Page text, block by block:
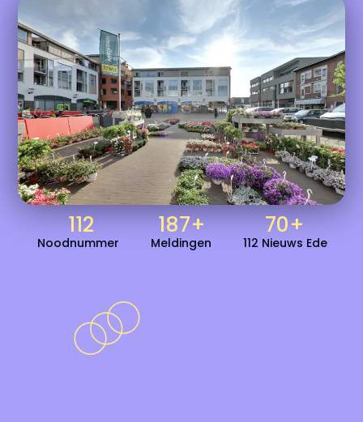
Noodnummer
112
Meldingen
187+
112 Nieuws Ede
70+